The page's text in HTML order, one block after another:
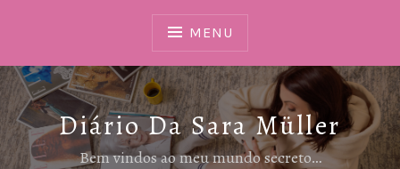
MENU
Diário Da Sara Müller
Bem vindos ao meu mundo secreto…